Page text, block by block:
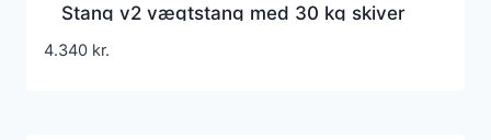
Stang v2 vægtstang med 30 kg skiver
45 kg samlet
4.340 kr.